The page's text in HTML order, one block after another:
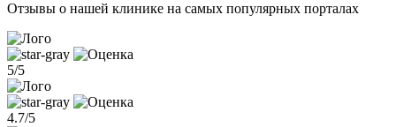
Отзывы о нашей клинике на самых популярных порталах
5/5
4.7/5